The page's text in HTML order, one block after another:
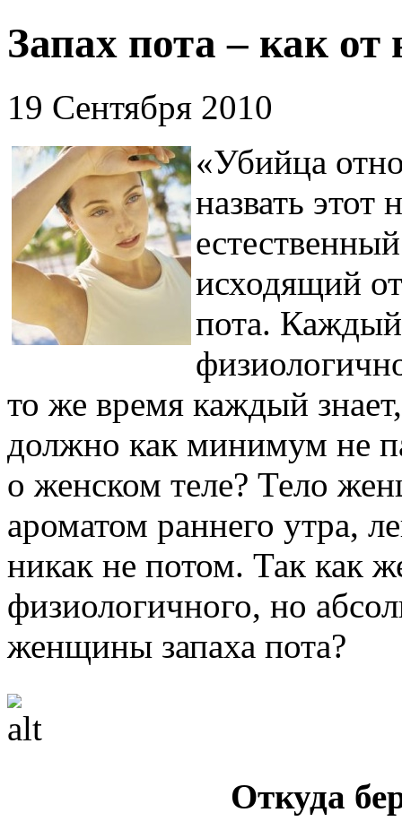
Запах пота – как от
19 Сентября 2010
«Убийца
назвать
исходящий от
пота. Каждый
то же время каждый
должно как минимум не
о женском теле? Тело
ароматом раннего утра,
никак не потом. Так как
физиологичного, но
женщины запаха пота?
Откуда